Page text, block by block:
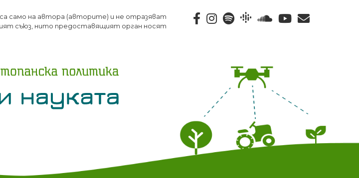
към
основното
само на автора (авторите) и не отразяват
съюз, нито предоставящият орган носят